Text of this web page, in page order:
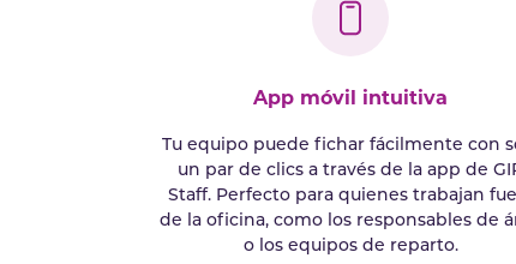
App móvil intuitiva
Tu equipo puede fichar fácilmente con
un par de clics a través de la app de
Staff. Perfecto para quienes trabajan
de la oficina, como los responsables de
o los equipos de reparto.